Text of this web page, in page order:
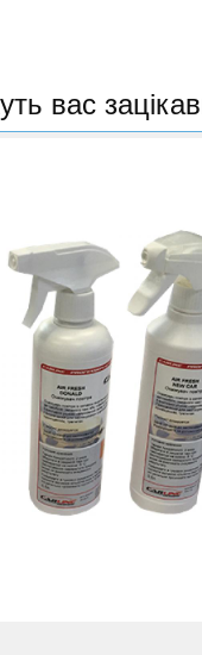
вас